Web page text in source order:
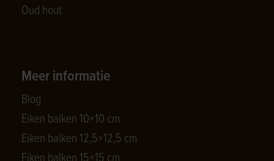
Oud hout
Meer informatie
Blog
Eiken balken 10×10 cm
Eiken balken 12,5×12,5 cm